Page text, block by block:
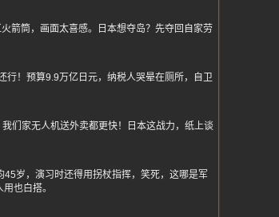
箭筒，画面太喜感。日本想夺岛？先夺回自家劳
行！预算9.9万亿日元，纳税人哭晕在厕所，自卫
们家无人机送外卖都更快！日本这战力，纸上谈
岁，演习时还得用拐杖指挥，笑死，这哪是军
也白搭。